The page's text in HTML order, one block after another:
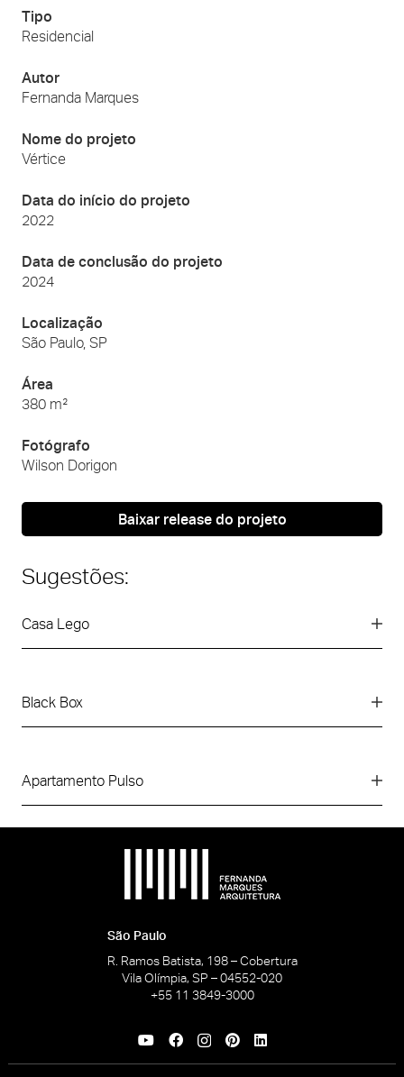
Tipo
Residencial
Autor
Fernanda Marques
Nome do projeto
Vértice
Data do início do projeto
2022
Data de conclusão do projeto
2024
Localização
São Paulo, SP
Área
380 m²
Fotógrafo
Wilson Dorigon
Baixar release do projeto
Sugestões:
Casa Lego
Black Box
Apartamento Pulso
São Paulo
R. Ramos Batista, 198 – Cobertura
Vila Olímpia, SP – 04552-020
+55 11 3849-3000